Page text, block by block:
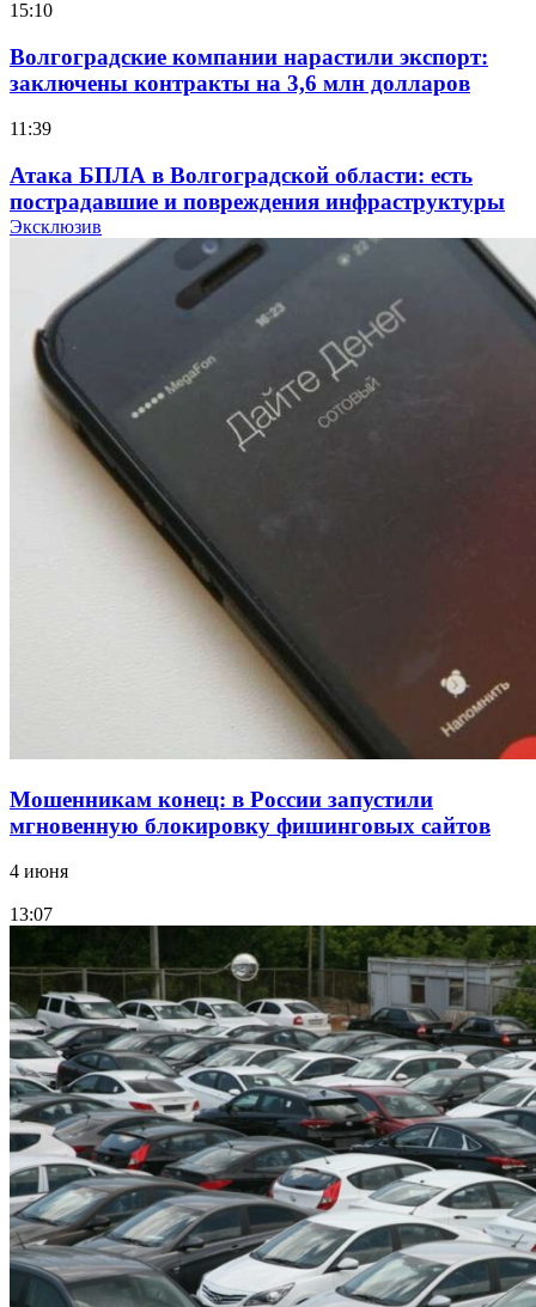
15:10
Волгоградские компании нарастили экспорт:
заключены контракты на 3,6 млн долларов
11:39
Атака БПЛА в Волгоградской области: есть
пострадавшие и повреждения инфраструктуры
Волгоградские вузы в топе зарплатного
рейтинга: ВолгГТУ и ВолгГМУ вошли в топ‑15
для химической отрасли и фармацевтики
18:39
В Красноармейском районе Волгограда стартует
конкурс на ремонт моста через Волго‑Донской
судоходный канал
Фестиваль #ТриЧетыре в Волгограде пройдёт
11–13 сентября в рамках Года единства народов
Эксклюзив
Мошенникам конец: в России запустили
мгновенную блокировку фишинговых сайтов
4 июня
13:07